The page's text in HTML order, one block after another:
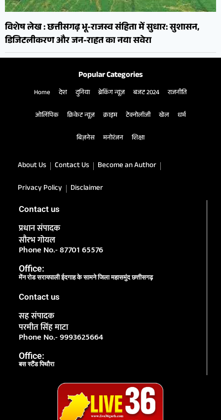
विशेष लेख : छत्तीसगढ़ भू-राजस्व संहिता में सुधार: सुशासन,
डिजिटलीकरण और जन-राहत का नया सवेरा
Popular Categories
Home देश दुनिया ब्रेकिंग न्यूज़ बजट 2024 राजनीति
ओलिंपिक क्रिकेट न्यूज़ क्राइम टेक्नोलॉजी खेल धर्म
बिज़नेस मनोरंजन शिक्षा
About Us Contact Us
Become an Author
Privacy Policy
Disclaimer
Contact us
प्रधान संपादक
सौरभ गोयल
Phone No.- 87701 65576
Office:
मेंन रोड सरायपाली ईदगाह के सामने जिला महासमुंद छत्तीसगढ़
Contact us
सह संपादक
परमीत सिंह माटा
Phone No.- 9993625664
Office:
बस स्टैंड पिथौरा